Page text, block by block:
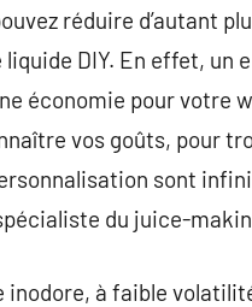
réduire d’autant
DIY. En effet, un
économie pour votre
vos goûts, pour
sont
du juice-
inodore, à faible